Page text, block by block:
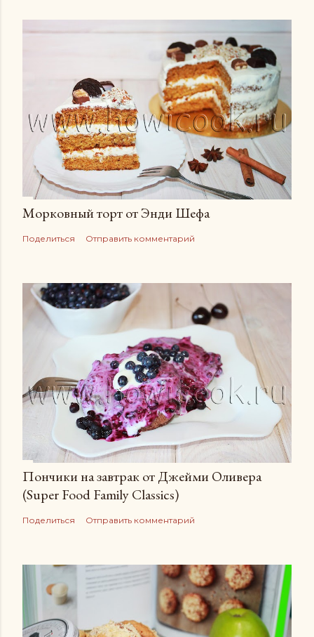
Морковный торт от Энди Шефа
Поделиться Отправить комментарий
Пончики на завтрак от Джейми Оливера
(Super Food Family Сlassics)
Поделиться Отправить комментарий